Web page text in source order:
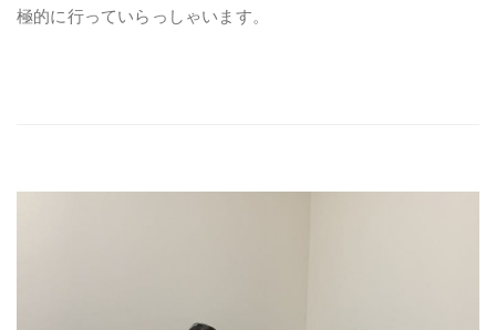
極的に行っていらっしゃいます。